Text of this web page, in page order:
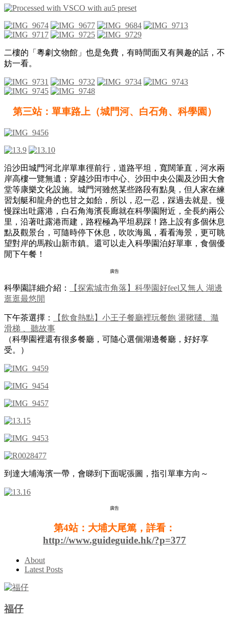
二樓的「粵劇文物館」也是免費，有時間面又有興趣的話，不
妨一看。
第三站：單車路上（城門河、白石角、科學園）
沿沙田城門河北岸單車徑前行，道路平坦，寬闊筆直，河水兩
岸高樓一覽無遺；穿越沙田巿中心、沙田中央公園及沙田大會
堂等康樂文化設施。城門河雖然某些路段有點臭，但人家在練
習划艇和龍舟的也甘之如飴，所以，忍一忍，踩過去就是。慢
慢踩出吐露港，白石角海濱長廊就在科學園附近，全長約兩公
里，沿著吐露港而建，路程極為平坦易踩！路上設有多個休息
點及觀景台，可隨時停下休息，吹吹海風，看看海景，更可眺
望對岸的馬鞍山新市鎮。還可以走入科學園泊好單車，食個優
閒下午餐！
廣告
科學園詳細介紹：
【探索城市角落】科學園好feel又無人 湖邊
逛逛最悠閒
下午茶選擇：
【飲食熱點】小王子餐廳裡玩餐飽 盪鞦韆、瀡
滑梯 、聽故事
（科學園裡還有很多餐廳，可隨心選個湖邊餐廳，好好享
受。）
到達大埔海濱一帶，會睇到下面呢張圖，指引單車方向～
廣告
第4站：大埔大尾篤，詳看：
http://www.guideguide.hk/?p=377
About
Latest Posts
福仔